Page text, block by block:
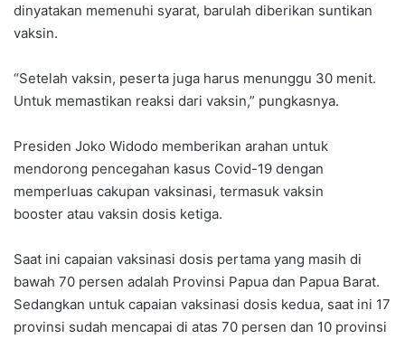
dinyatakan memenuhi syarat, barulah diberikan suntikan
vaksin.
“Setelah vaksin, peserta juga harus menunggu 30 menit.
Untuk memastikan reaksi dari vaksin,” pungkasnya.
Presiden Joko Widodo memberikan arahan untuk
mendorong pencegahan kasus Covid-19 dengan
memperluas cakupan vaksinasi, termasuk vaksin
booster atau vaksin dosis ketiga.
Saat ini capaian vaksinasi dosis pertama yang masih di
bawah 70 persen adalah Provinsi Papua dan Papua Barat.
Sedangkan untuk capaian vaksinasi dosis kedua, saat ini 17
provinsi sudah mencapai di atas 70 persen dan 10 provinsi